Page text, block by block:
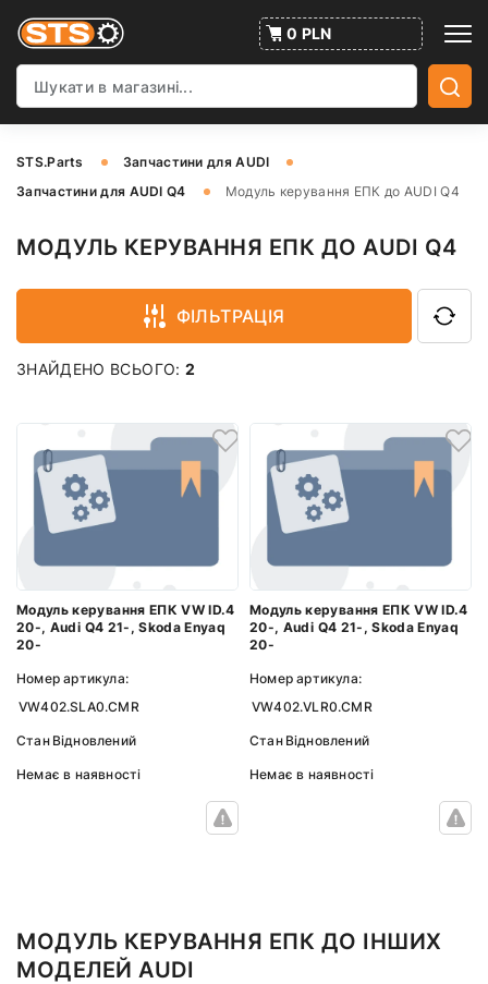
0 PLN
STS.Parts
Запчастини для AUDI
Запчастини для AUDI Q4
Модуль керування ЕПК до AUDI Q4
МОДУЛЬ КЕРУВАННЯ ЕПК ДО AUDI Q4
ФІЛЬТРАЦІЯ
ЗНАЙДЕНО ВСЬОГО: 2
Модуль керування ЕПК VW ID.4
20-, Audi Q4 21-, Skoda Enyaq
20-
Номер артикула:
VW402.SLA0.CMR
Стан Відновлений
Немає в наявності
Модуль керування ЕПК VW ID.4
20-, Audi Q4 21-, Skoda Enyaq
20-
Номер артикула:
VW402.VLR0.CMR
Стан Відновлений
Немає в наявності
МОДУЛЬ КЕРУВАННЯ ЕПК ДО ІНШИХ
МОДЕЛЕЙ AUDI